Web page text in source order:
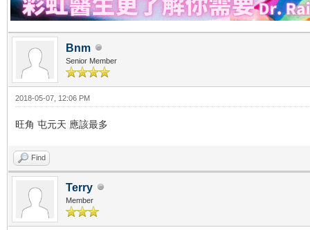
Bnm
Senior Member
2018-05-07, 12:06 PM
旺角 屯元天 應該最多
Find
Terry
Member